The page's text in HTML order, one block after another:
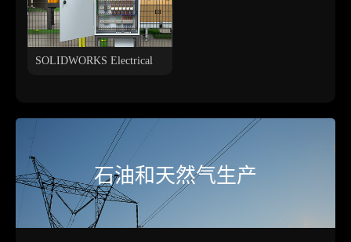
SOLIDWORKS Electrical
石油和天然气生产